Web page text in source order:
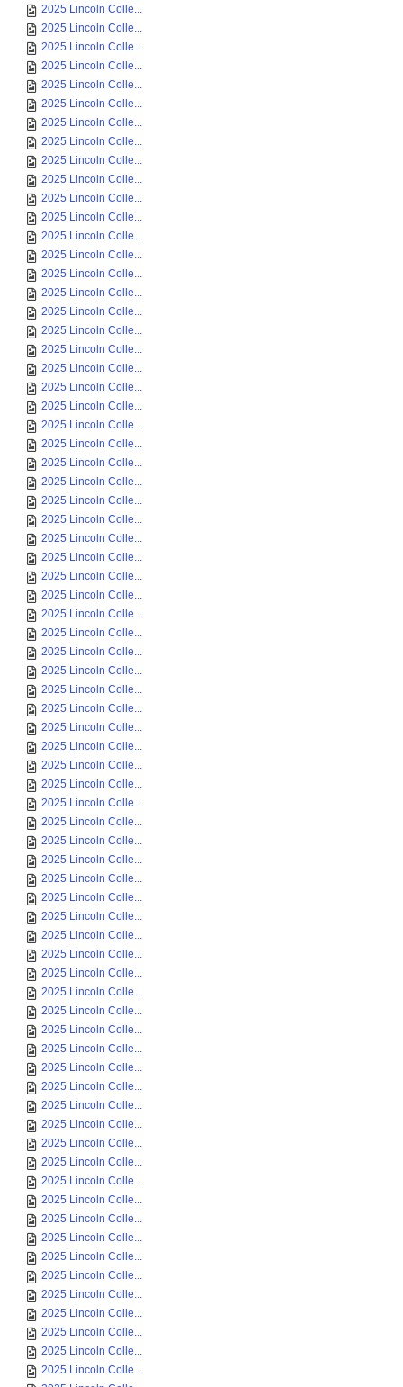
2025 Lincoln Colle...
2025 Lincoln Colle...
2025 Lincoln Colle...
2025 Lincoln Colle...
2025 Lincoln Colle...
2025 Lincoln Colle...
2025 Lincoln Colle...
2025 Lincoln Colle...
2025 Lincoln Colle...
2025 Lincoln Colle...
2025 Lincoln Colle...
2025 Lincoln Colle...
2025 Lincoln Colle...
2025 Lincoln Colle...
2025 Lincoln Colle...
2025 Lincoln Colle...
2025 Lincoln Colle...
2025 Lincoln Colle...
2025 Lincoln Colle...
2025 Lincoln Colle...
2025 Lincoln Colle...
2025 Lincoln Colle...
2025 Lincoln Colle...
2025 Lincoln Colle...
2025 Lincoln Colle...
2025 Lincoln Colle...
2025 Lincoln Colle...
2025 Lincoln Colle...
2025 Lincoln Colle...
2025 Lincoln Colle...
2025 Lincoln Colle...
2025 Lincoln Colle...
2025 Lincoln Colle...
2025 Lincoln Colle...
2025 Lincoln Colle...
2025 Lincoln Colle...
2025 Lincoln Colle...
2025 Lincoln Colle...
2025 Lincoln Colle...
2025 Lincoln Colle...
2025 Lincoln Colle...
2025 Lincoln Colle...
2025 Lincoln Colle...
2025 Lincoln Colle...
2025 Lincoln Colle...
2025 Lincoln Colle...
2025 Lincoln Colle...
2025 Lincoln Colle...
2025 Lincoln Colle...
2025 Lincoln Colle...
2025 Lincoln Colle...
2025 Lincoln Colle...
2025 Lincoln Colle...
2025 Lincoln Colle...
2025 Lincoln Colle...
2025 Lincoln Colle...
2025 Lincoln Colle...
2025 Lincoln Colle...
2025 Lincoln Colle...
2025 Lincoln Colle...
2025 Lincoln Colle...
2025 Lincoln Colle...
2025 Lincoln Colle...
2025 Lincoln Colle...
2025 Lincoln Colle...
2025 Lincoln Colle...
2025 Lincoln Colle...
2025 Lincoln Colle...
2025 Lincoln Colle...
2025 Lincoln Colle...
2025 Lincoln Colle...
2025 Lincoln Colle...
2025 Lincoln Colle...